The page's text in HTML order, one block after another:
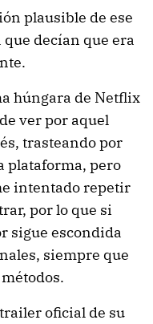
plausible de ese
decían que era
húngara de Netflix
ver por aquel
trasteando por
plataforma, pero
intentado repetir
por lo que si
sigue escondida
siempre que
oficial de su